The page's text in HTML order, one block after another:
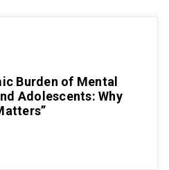
Burden of Mental
Adolescents: Why